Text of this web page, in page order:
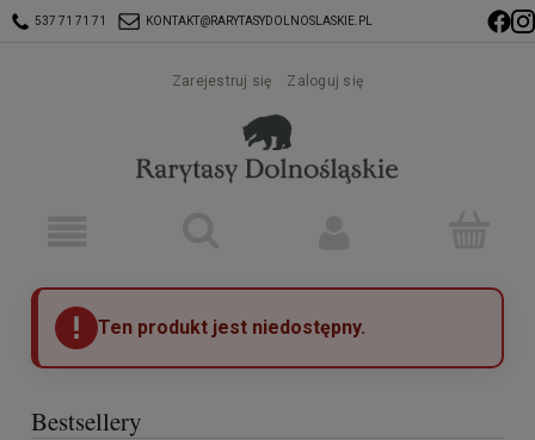
537 71 71 71 KONTAKT@RARYTASYDOLNOSLASKIE.PL
Zarejestruj się Zaloguj się
Ten produkt jest niedostępny.
Bestsellery